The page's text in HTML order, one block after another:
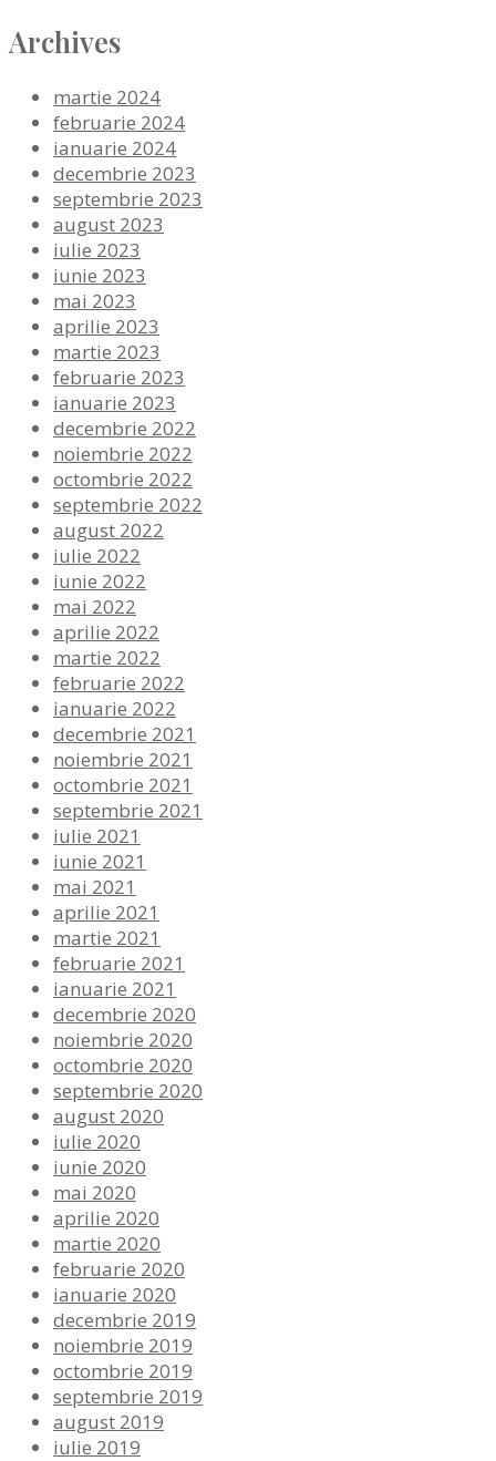
Archives
martie 2024
februarie 2024
ianuarie 2024
decembrie 2023
septembrie 2023
august 2023
iulie 2023
iunie 2023
mai 2023
aprilie 2023
martie 2023
februarie 2023
ianuarie 2023
decembrie 2022
noiembrie 2022
octombrie 2022
septembrie 2022
august 2022
iulie 2022
iunie 2022
mai 2022
aprilie 2022
martie 2022
februarie 2022
ianuarie 2022
decembrie 2021
noiembrie 2021
octombrie 2021
septembrie 2021
iulie 2021
iunie 2021
mai 2021
aprilie 2021
martie 2021
februarie 2021
ianuarie 2021
decembrie 2020
noiembrie 2020
octombrie 2020
septembrie 2020
august 2020
iulie 2020
iunie 2020
mai 2020
aprilie 2020
martie 2020
februarie 2020
ianuarie 2020
decembrie 2019
noiembrie 2019
octombrie 2019
septembrie 2019
august 2019
iulie 2019